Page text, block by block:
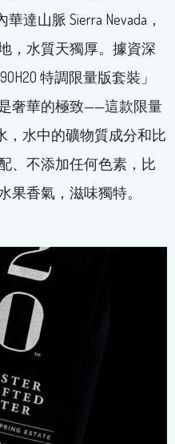
達山脈 Sierra Nevada，
，水質天獨厚。據資深
特調限量版套裝」
奢華的極致——這款限量
，水中的礦物質成分和比
、不添加任何色素，比
果香氣，滋味獨特。